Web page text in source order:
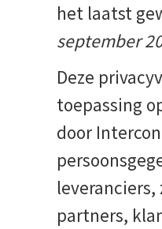
het laatst
september
Deze
toepassing
door
leveranciers,
partners,